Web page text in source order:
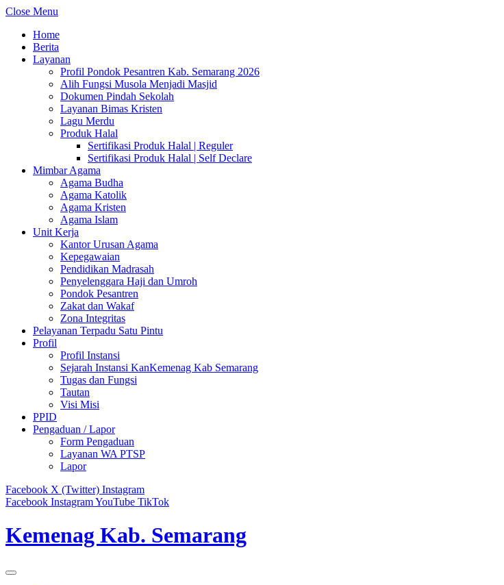
Close Menu
Home
Berita
Layanan
Profil Pondok Pesantren Kab. Semarang 2026
Alih Fungsi Musola Menjadi Masjid
Dokumen Pindah Sekolah
Layanan Bimas Kristen
Lagu Merdu
Produk Halal
Sertifikasi Produk Halal | Reguler
Sertifikasi Produk Halal | Self Declare
Mimbar Agama
Agama Budha
Agama Katolik
Agama Kristen
Agama Islam
Unit Kerja
Kantor Urusan Agama
Kepegawaian
Pendidikan Madrasah
Penyelenggara Haji dan Umroh
Pondok Pesantren
Zakat dan Wakaf
Zona Integritas
Pelayanan Terpadu Satu Pintu
Profil
Profil Instansi
Sejarah Instansi KanKemenag Kab Semarang
Tugas dan Fungsi
Tautan
Visi Misi
PPID
Pengaduan / Lapor
Form Pengaduan
Layanan WA PTSP
Lapor
Facebook X (Twitter) Instagram
Facebook InstagramYouTube TikTok
Kemenag Kab. Semarang